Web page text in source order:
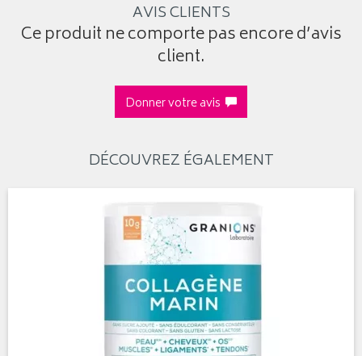
AVIS CLIENTS
Ce produit ne comporte pas encore d’avis
client.
Donner votre avis
DÉCOUVREZ ÉGALEMENT